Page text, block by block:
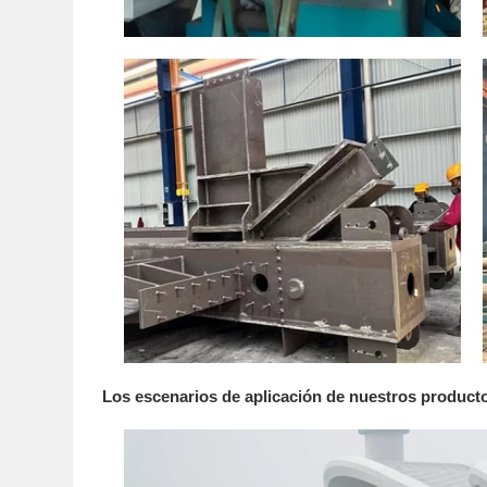
Los escenarios de aplicación de nuestros